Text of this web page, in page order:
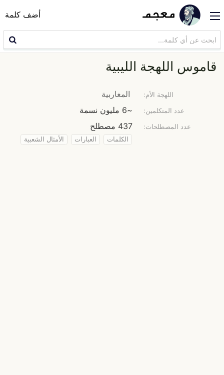
أضف كلمة
قاموس اللهجة الليبية
اللهجة الأم: المغاربية
عدد المتكلمين: ~6 مليون نسمة
عدد المصطلحات: 437 مصطلح
الكلمات العبارات الأمثال الشعبية